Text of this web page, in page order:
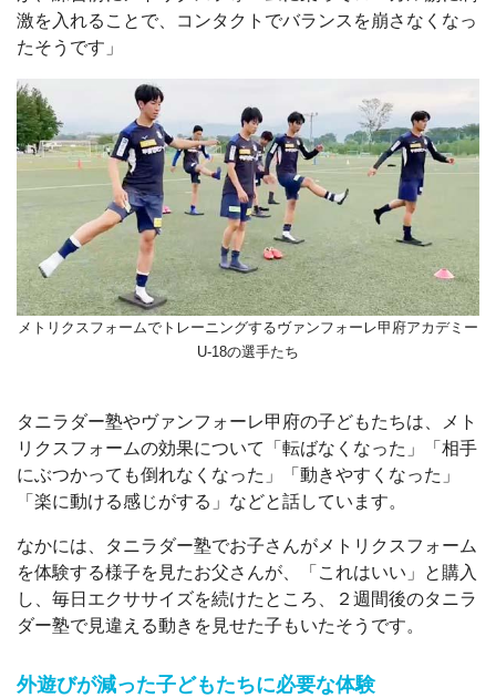
激を入れることで、コンタクトでバランスを崩さなくなっ
たそうです」
メトリクスフォームでトレーニングするヴァンフォーレ甲府アカデミー
U-18の選手たち
タニラダー塾やヴァンフォーレ甲府の子どもたちは、メト
リクスフォームの効果について「転ばなくなった」「相手
にぶつかっても倒れなくなった」「動きやすくなった」
「楽に動ける感じがする」などと話しています。
なかには、タニラダー塾でお子さんがメトリクスフォーム
を体験する様子を見たお父さんが、「これはいい」と購入
し、毎日エクササイズを続けたところ、２週間後のタニラ
ダー塾で見違える動きを見せた子もいたそうです。
外遊びが減った子どもたちに必要な体験